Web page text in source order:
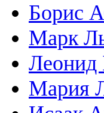
Борис
Марк
Леонид
Мария